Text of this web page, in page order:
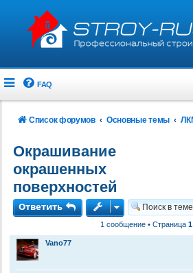
FAQ
Список форумов Основные темы
Окрашивание
окрашенных
поверхностей
Ответить
1 сообщение • Страница 1
Vano77